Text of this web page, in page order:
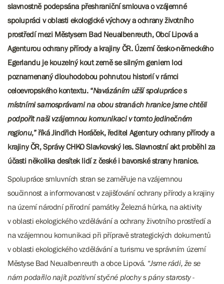
slavnostně podepsána přeshraniční smlouva o vzájemné
spolupráci v oblasti ekologické výchovy a ochrany životního
prostředí mezi Městysem Bad Neualbenreuth, Obcí Lipová a
Agenturou ochrany přírody a krajiny ČR. Území česko-německého
Egerlandu je kouzelný kout země se silným geniem loci
poznamenaný dlouhodobou pohnutou historií v rámci
celoevropského kontextu. “Navázáním užší spolupráce s
místními samosprávami na obou stranách hranice jsme chtěli
podpořit naši vzájemnou komunikaci v tomto jedinečném
regionu,” říká Jindřich Horáček, ředitel Agentury ochrany přírody a
krajiny ČR, Správy CHKO Slavkovský les. Slavnostní akt proběhl za
účasti několika desítek lidí z české i bavorské strany hranice.
Spolupráce smluvních stran se zaměřuje na vzájemnou
součinnost a informovanost v zajišťování ochrany přírody a krajiny
na území národní přírodní památky Železná hůrka, na aktivity
v oblasti ekologického vzdělávání a ochrany životního prostředí a
na vzájemnou komunikaci při přípravě strategických dokumentů
v oblasti ekologického vzdělávání a turismu ve správním území
Městyse Bad Neualbenreuth a obce Lipová. “Jsme rádi, že se
nám podařilo najít pozitivní styčné plochy s pány starosty -